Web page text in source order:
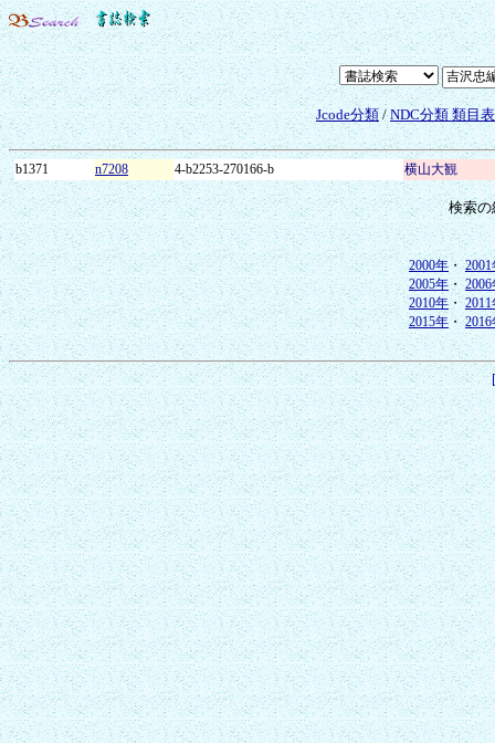
Jcode分類/NDC分類 類目
b1371 n7208 4-b2253-270166-b 横山大観
検索
2000年・2001
2005年・2006
2010年・2011
2015年・2016